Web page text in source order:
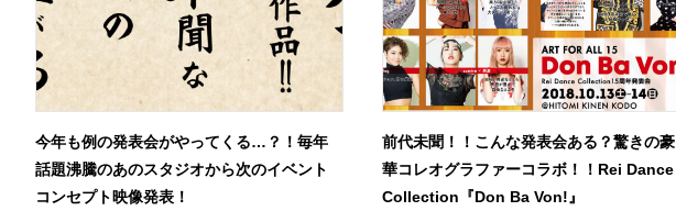
今年も例の発表会がやってくる…？！毎年
話題沸騰のあのスタジオから次のイベント
コンセプト映像発表！
前代未聞！！こんな発表会ある？驚きの豪
華コレオグラファーコラボ！！Rei Dance
Collection『Don Ba Von!』